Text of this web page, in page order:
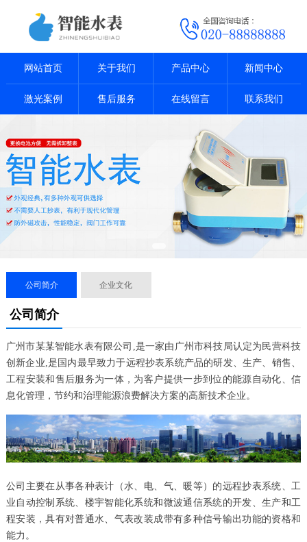
网站首页 关于我们 产品中心 新闻中心
激光案例 售后服务 在线留言 联系我们
公司简介 企业文化
公司简介
广州市某某智能水表有限公司,是一家由广州市科技局认定为民营科技
创新企业,是国内最早致力于远程抄表系统产品的研发、生产、销售、
工程安装和售后服务为一体，为客户提供一步到位的能源自动化、信
息化管理，节约和治理能源浪费解决方案的高新技术企业。
公司主要在从事各种表计（水、电、气、暖等）的远程抄表系统、工
业自动控制系统、楼宇智能化系统和微波通信系统的开发、生产和工
程安装，具有对普通水、气表改装成带有多种信号输出功能的资格和
能力。